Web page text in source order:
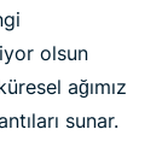
olsun
ağımız
sunar.